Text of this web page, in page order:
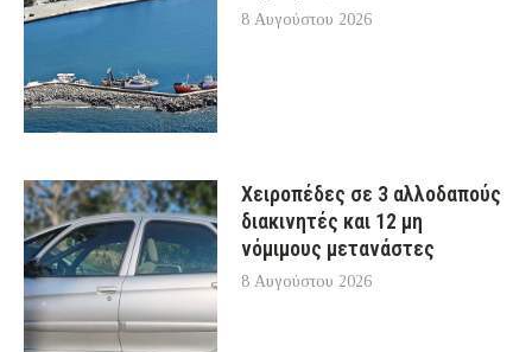
8 Αυγούστου 2026
Χειροπέδες σε 3 αλλοδαπούς
διακινητές και 12 μη
νόμιμους μετανάστες
8 Αυγούστου 2026